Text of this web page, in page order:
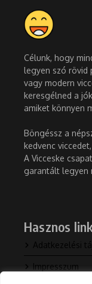
Célunk, hogy
legyen szó rövid
vagy modern
keresgélned a
amiket könnyen
Böngéssz a
kedvenc
A Vicceske
garantált legyen
Hasznos
Adatkezelési
Impresszum